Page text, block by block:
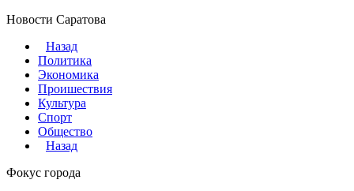
Новости Саратова
Назад
Политика
Экономика
Проишествия
Культура
Спорт
Общество
Назад
Фокус города